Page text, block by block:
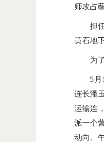
师攻占
担任
黄石地
为了做
5月11
连长潘
运输连
派一个
动向。